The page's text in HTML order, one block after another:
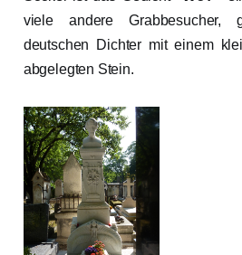
viele andere Grabbesucher,
deutschen Dichter mit einem
abgelegten Stein.